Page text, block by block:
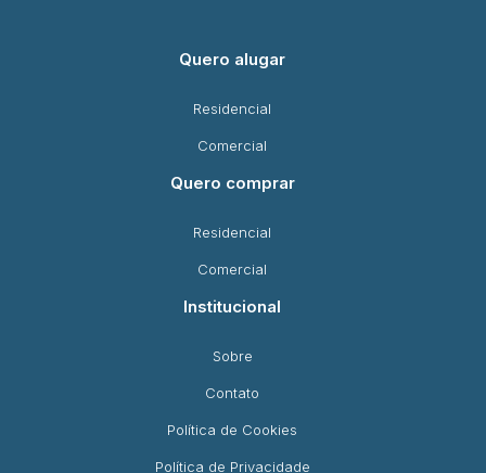
Quero alugar
Residencial
Comercial
Quero comprar
Residencial
Comercial
Institucional
Sobre
Contato
Política de Cookies
Política de Privacidade